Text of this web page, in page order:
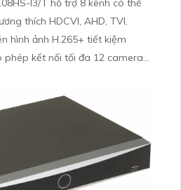
I3/T hỗ trợ 8 kênh có thể
thích HDCVI, AHD, TVI,
hình ảnh H.265+ tiết kiệm
người và phương tiện, SMD